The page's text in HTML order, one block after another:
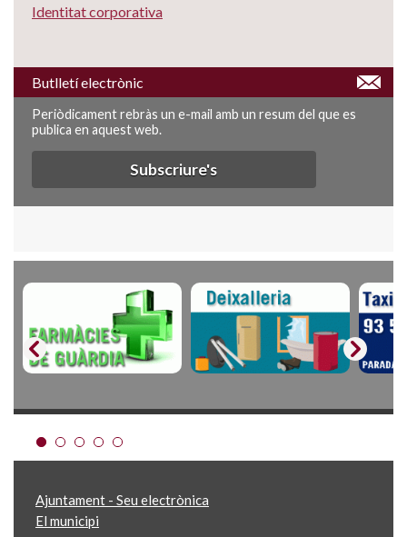
Identitat corporativa
Butlletí electrònic
Periòdicament rebràs un e-mail amb un resum del que es
publica en aquest web.
Subscriure's
Ajuntament - Seu electrònica
El municipi